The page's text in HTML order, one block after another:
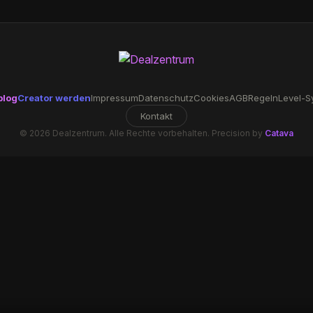
Creator werdenImpressumDatenschutzCookiesAGBRegelnLevel-
Kontakt
© 2026 Dealzentrum. Alle Rechte vorbehalten. Precision by Catava